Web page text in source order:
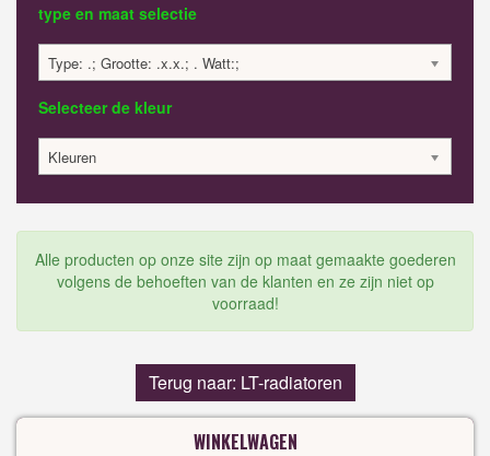
type en maat selectie
Type: .; Grootte: .x.x.; . Watt:;
Selecteer de kleur
Kleuren
Alle producten op onze site zijn op maat gemaakte goederen
volgens de behoeften van de klanten en ze zijn niet op
voorraad!
Terug naar: LT-radiatoren
WINKELWAGEN